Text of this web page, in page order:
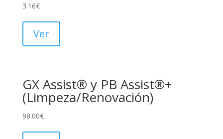
3.16€
Ver
GX Assist® y PB Assist®+
(Limpeza/Renovación)
98.00€